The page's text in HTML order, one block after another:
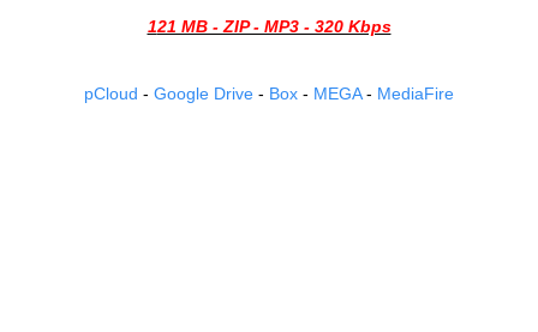
121 MB - ZIP - MP3 - 320 Kbps
pCloud - Google Drive - Box - MEGA- MediaFire